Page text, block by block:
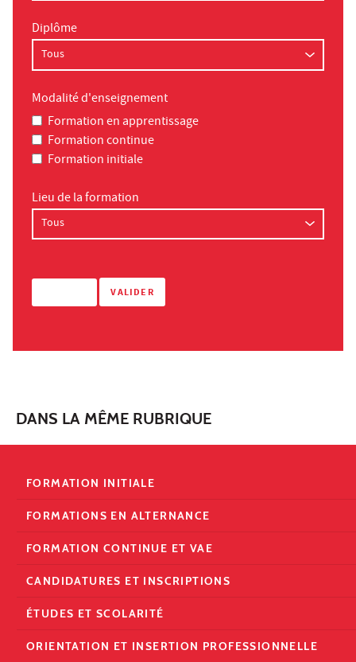
Diplôme
Modalité d'enseignement
Formation en apprentissage
Formation continue
Formation initiale
Lieu de la formation
DANS LA MÊME RUBRIQUE
FORMATION INITIALE
FORMATIONS EN ALTERNANCE
FORMATION CONTINUE ET VAE
CANDIDATURES ET INSCRIPTIONS
ÉTUDES ET SCOLARITÉ
ORIENTATION ET INSERTION PROFESSIONNELLE